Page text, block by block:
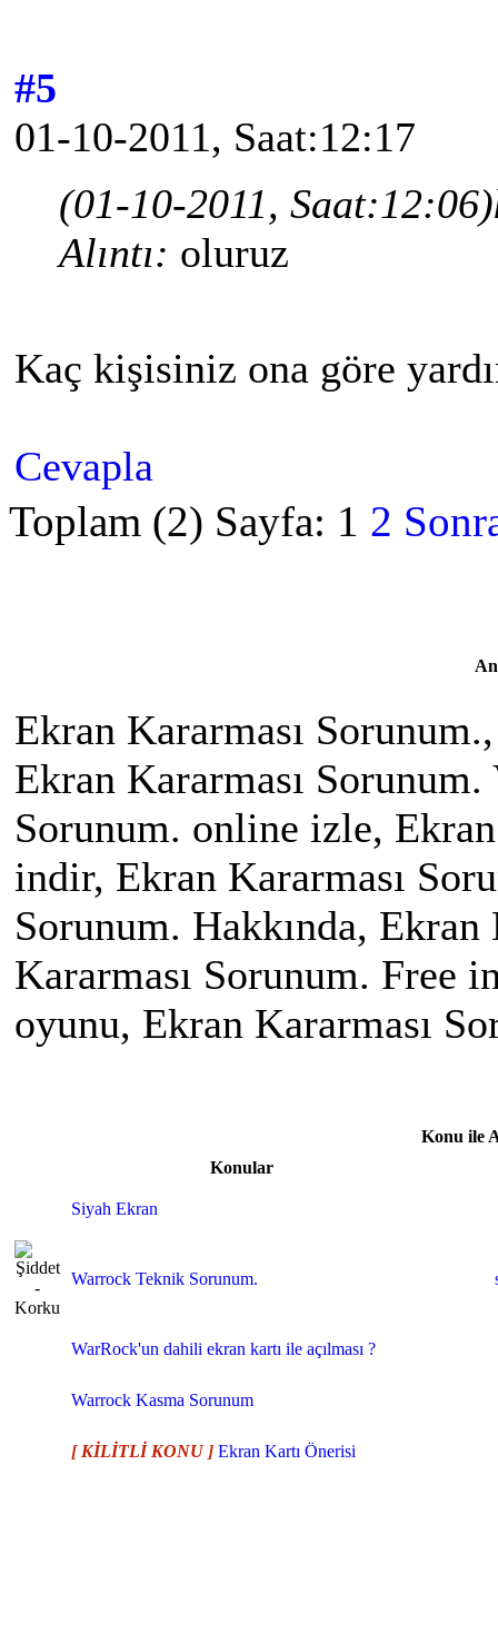
#5
01-10-2011, Saat:12:17
(01-10-2011, Saat:12:06)
Alıntı: oluruz
Kaç kişisiniz ona göre
Cevapla
Toplam (2) Sayfa: 1 2
Ekran Kararması
Ekran Kararması
Sorunum. online izle,
indir, Ekran Kararması
Sorunum. Hakkında,
Kararması Sorunum. Free
oyunu, Ekran Kararması
Konu ile
Konular
Siyah Ekran
Warrock Teknik Sorunum.
WarRock'un dahili ekran kartı ile açılması ?
Warrock Kasma Sorunum
[ KİLİTLİ KONU ] Ekran Kartı Önerisi